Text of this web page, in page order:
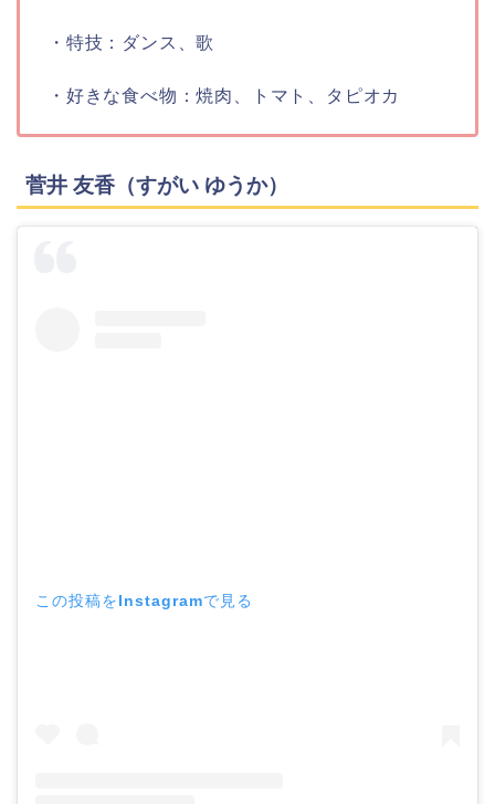
・特技： ダンス、歌
・好きな食べ物：焼肉、トマト、タピオカ
菅井 友香（すがい ゆうか）
この投稿をInstagramで見る